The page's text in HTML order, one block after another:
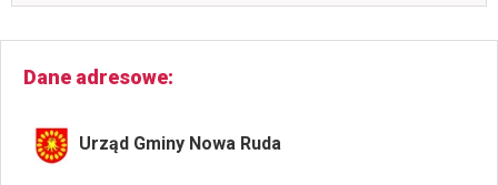
Dane adresowe
Urząd Gminy Nowa Ruda